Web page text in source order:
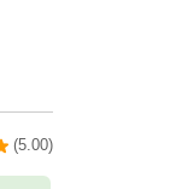
(5.00)